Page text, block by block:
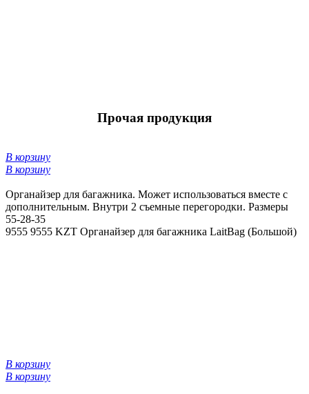
Прочая продукция
В корзину
В корзину
Органайзер для багажника. Может использоваться вместе с
дополнительным. Внутри 2 съемные перегородки. Размеры
55-28-35
9555 9555 KZT Органайзер для багажника LaitBag (Большой)
В корзину
В корзину